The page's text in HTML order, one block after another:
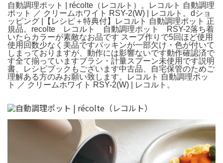
自動調理ポット | récolte（レコルト）。レコルト 自動調理
ポット ／ クリームホワイト RSY-2(W) | レコルト。dショ
ッピング |【レシピ＋特典付】レコルト 自動調理ポット 正
規品。recolte レコルト 自動調理ポット RSY-2落ち着
いたらカラーが素敵なお品です スープ作りで5回ほど使用
使用回数少なく美品ですパッキンが一部欠け・色が付いて
しまっておりますが、動作には影響ないです動作確認済で
す全て揃っていますブラシ・計量スプーン未使用です説明
書、レシピブックもございます中古品、自宅保管のためご
理解ある方のみお願い致します。レコルト 自動調理ポッ
ト ／ クリームホワイト RSY-2(W) | レコルト。